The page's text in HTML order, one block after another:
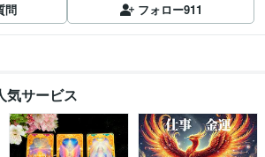
問 フォロー911
気サービス